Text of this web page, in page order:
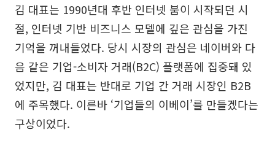
김 대표는 1990년대 후반 인터넷 붐이 시작되던 시
절, 인터넷 기반 비즈니스 모델에 깊은 관심을 가진
기억을 꺼내들었다. 당시 시장의 관심은 네이버와 다
음 같은 기업-소비자 거래(B2C) 플랫폼에 집중돼 있
었지만, 김 대표는 반대로 기업 간 거래 시장인 B2B
에 주목했다. 이른바 ‘기업들의 이베이’를 만들겠다는
구상이었다.